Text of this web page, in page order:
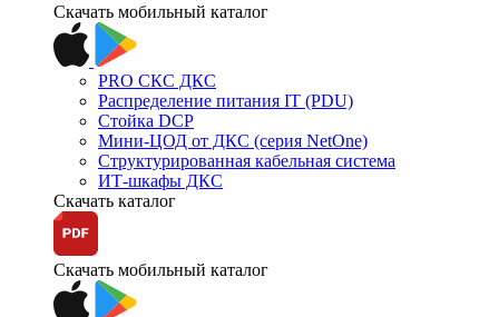
Скачать мобильный каталог
PRO СКС ДКС
Распределение питания IT (PDU)
Стойка DCP
Мини-ЦОД от ДКС (серия NetOne)
Структурированная кабельная система
ИТ-шкафы ДКС
Скачать каталог
Скачать мобильный каталог